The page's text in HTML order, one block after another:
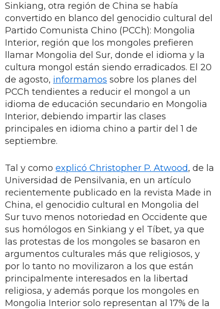
Sinkiang, otra región de China se había
convertido en blanco del genocidio cultural del
Partido Comunista Chino (PCCh): Mongolia
Interior, región que los mongoles prefieren
llamar Mongolia del Sur, donde el idioma y la
cultura mongol están siendo erradicados. El 20
de agosto, informamos sobre los planes del
PCCh tendientes a reducir el mongol a un
idioma de educación secundario en Mongolia
Interior, debiendo impartir las clases
principales en idioma chino a partir del 1 de
septiembre.
Tal y como explicó Christopher P. Atwood, de la
Universidad de Pensilvania, en un artículo
recientemente publicado en la revista Made in
China, el genocidio cultural en Mongolia del
Sur tuvo menos notoriedad en Occidente que
sus homólogos en Sinkiang y el Tíbet, ya que
las protestas de los mongoles se basaron en
argumentos culturales más que religiosos, y
por lo tanto no movilizaron a los que están
principalmente interesados en la libertad
religiosa, y además porque los mongoles en
Mongolia Interior solo representan al 17% de la